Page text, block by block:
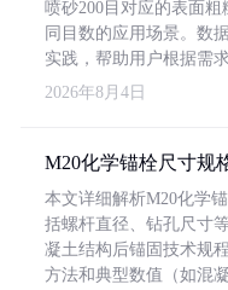
喷砂200目对应的表面粗
同目数的应用场景。数
实践，帮助用户根据需
2026年8月4日
M20化学锚栓尺寸规
本文详细解析M20化学
括螺杆直径、钻孔尺寸
凝土结构后锚固技术规
方法和典型数值（如混